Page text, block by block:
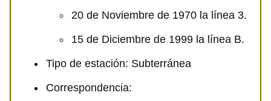
20 de Noviembre de 1970 la línea 3.
15 de Diciembre de 1999 la línea B.
Tipo de estación: Subterránea
Correspondencia: